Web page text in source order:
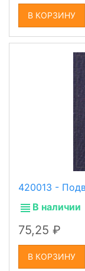
В КОРЗИНУ
420013 -
В наличии
75,25
В КОРЗИНУ